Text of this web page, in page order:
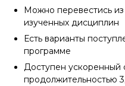
Можно перевестись из
изученных дисциплин
Есть варианты
программе
Доступен ускоренный
продолжительностью